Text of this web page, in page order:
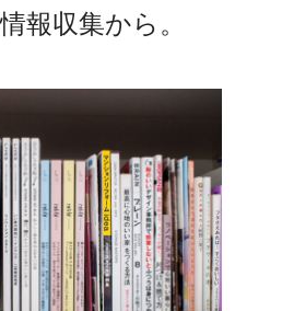
報収集から。